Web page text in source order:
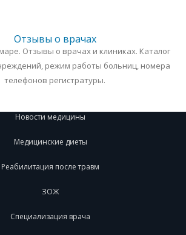
Отзывы о врачах
Отзывы о врачах и клиниках. Каталог
режим работы больниц, номера
телефонов регистратуры.
Новости медицины
Медицинские диеты
Реабилитация после травм
ЗОЖ
Специализация врача